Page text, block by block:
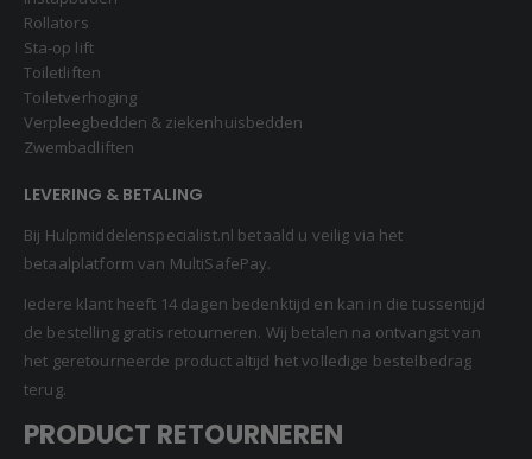
Rollators
Sta-op lift
Toiletliften
Toiletverhoging
Verpleegbedden & ziekenhuisbedden
Zwembadliften
LEVERING & BETALING
Bij Hulpmiddelenspecialist.nl betaald u veilig via het
betaalplatform van MultiSafePay.
Iedere klant heeft 14 dagen bedenktijd en kan in die tussentijd
de bestelling gratis retourneren. Wij betalen na ontvangst van
het geretourneerde product altijd het volledige bestelbedrag
terug.
PRODUCT RETOURNEREN